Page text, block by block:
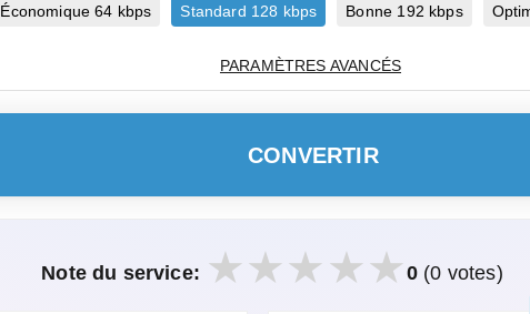
Économique 64 kbps Standard 128 kbps Bonne 192 kbps
PARAMÈTRES AVANCÉS
CONVERTIR
Note du service: 0 (0 votes)